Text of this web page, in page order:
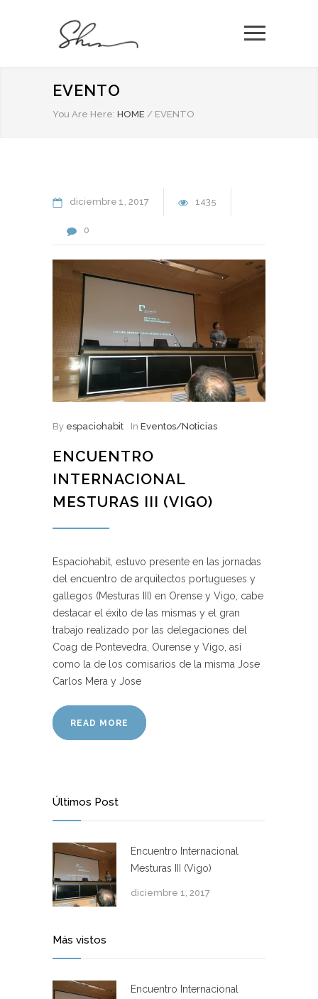
EVENTO
You Are Here: HOME / EVENTO
diciembre 1 2017 1435
0
By espaciohabit In Eventos/Noticias
ENCUENTRO
INTERNACIONAL
MESTURAS III (VIGO)
Espaciohabit, estuvo presente en las jornadas
del encuentro de arquitectos portugueses y
gallegos (Mesturas III) en Orense y Vigo, cabe
destacar el éxito de las mismas y el gran
trabajo realizado por las delegaciones del
Coag de Pontevedra, Ourense y Vigo, así
como la de los comisarios de la misma Jose
Carlos Mera y Jose
READ MORE
Últimos Post
Encuentro Internacional
Mesturas III (Vigo)
diciembre 1, 2017
Más vistos
Encuentro Internacional